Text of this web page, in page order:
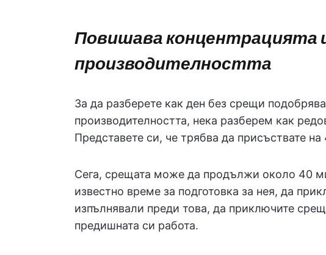
Повишава концентрацията
производителността
За да разберете как ден без срещи
производителността, нека разберем как
Представете си, че трябва да присъствате
Сега, срещата може да продължи около 40
известно време за подготовка за нея, да
изпълнявали преди това, да приключите
предишната си работа.